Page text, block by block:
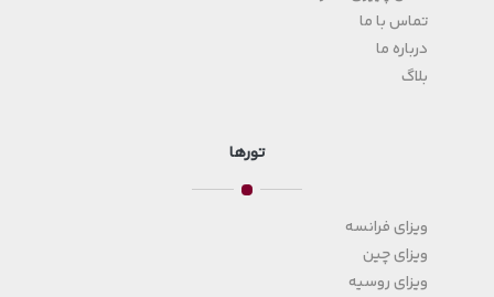
تماس با ما
درباره ما
بلاگ
تورها
ویزای فرانسه
ویزای چین
ویزای روسیه